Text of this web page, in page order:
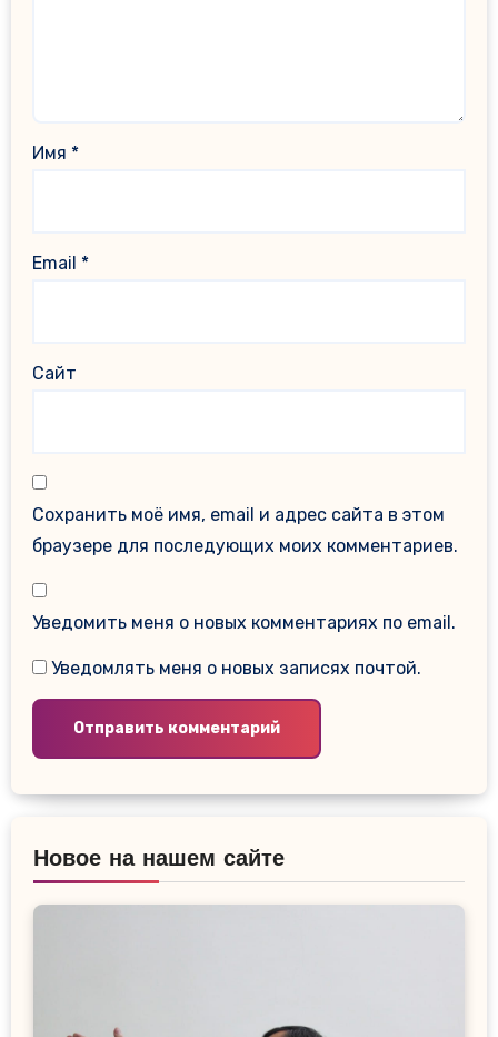
Имя *
Email *
Сайт
Сохранить моё имя, email и адрес сайта в этом
браузере для последующих моих комментариев.
Уведомить меня о новых комментариях по email.
Уведомлять меня о новых записях почтой.
Новое на нашем сайте